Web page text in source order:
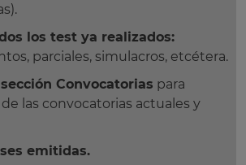
los test ya realizados:
parciales, simulacros, etcétera.
Convocatorias para
las convocatorias actuales y
emitidas.